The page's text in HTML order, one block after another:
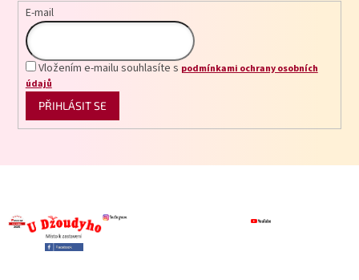
E-mail
Vložením e-mailu souhlasíte s podmínkami ochrany osobních
údajů
PŘIHLÁSIT SE